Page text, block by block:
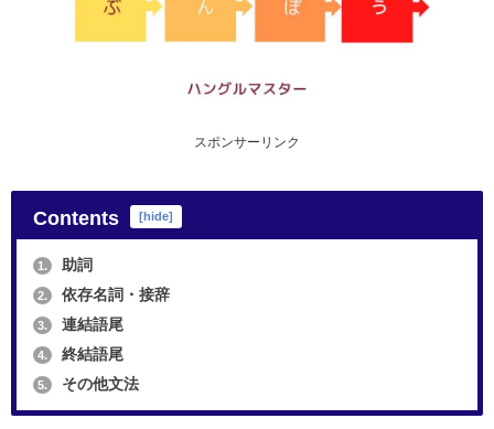
スポンサーリンク
Contents [hide]
1. 助詞
2. 依存名詞・接辞
3. 連結語尾
4. 終結語尾
5. その他文法